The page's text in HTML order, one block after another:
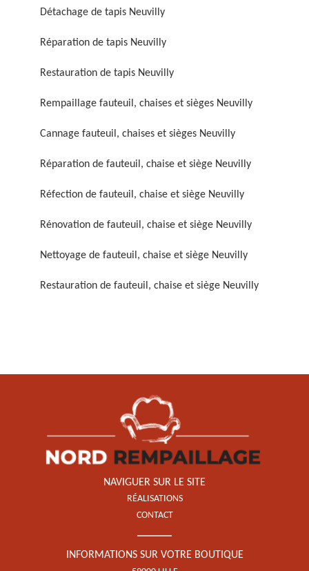
chaise et siège 59
Rénovation de fauteuil,
Nettoyage de fauteuil,
Détachage de tapis Neuvilly
Réparation de tapis Neuvilly
Restauration de tapis Neuvilly
Rempaillage fauteuil, chaises et sièges Neuvilly
Cannage fauteuil, chaises et sièges Neuvilly
Réparation de fauteuil, chaise et siège Neuvilly
Réfection de fauteuil, chaise et siège Neuvilly
Rénovation de fauteuil, chaise et siège Neuvilly
Nettoyage de fauteuil, chaise et siège Neuvilly
Restauration de fauteuil, chaise et siège Neuvilly
NAVIGUER SUR LE SITE
RÉALISATIONS
CONTACT
INFORMATIONS SUR VOTRE BOUTIQUE